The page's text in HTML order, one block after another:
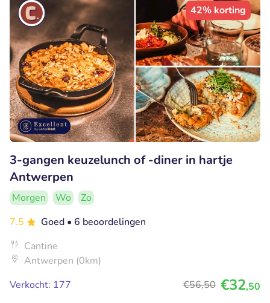
42% korting
3-gangen keuzelunch of -diner in hartje
Antwerpen
Morgen Wo
Zo
7.5
Goed • 6 beoordelingen
Cantine
Antwerpen (0km)
Verkocht: 177
€56,50 €32,50